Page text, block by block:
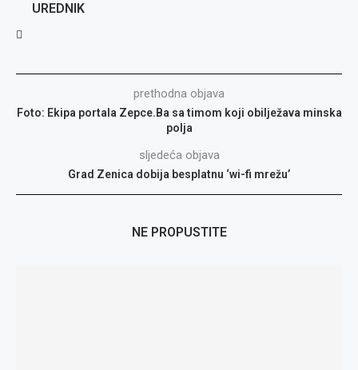
UREDNIK
prethodna objava
Foto: Ekipa portala Zepce.Ba sa timom koji obilježava minska
polja
sljedeća objava
Grad Zenica dobija besplatnu ‘wi-fi mrežu’
NE PROPUSTITE